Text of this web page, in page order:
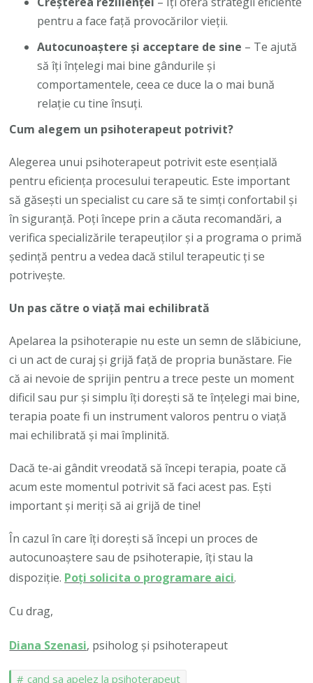
pentru a face față provocărilor vieții.
Autocunoaștere și acceptare de sine – Te ajută
să îți înțelegi mai bine gândurile și
comportamentele, ceea ce duce la o mai bună
relație cu tine însuți.
Cum alegem un psihoterapeut potrivit?
Alegerea unui psihoterapeut potrivit este esențială
pentru eficiența procesului terapeutic. Este important
să găsești un specialist cu care să te simți confortabil și
în siguranță. Poți începe prin a căuta recomandări, a
verifica specializările terapeuților și a programa o primă
ședință pentru a vedea dacă stilul terapeutic ți se
potrivește.
Un pas către o viață mai echilibrată
Apelarea la psihoterapie nu este un semn de slăbiciune,
ci un act de curaj și grijă față de propria bunăstare. Fie
că ai nevoie de sprijin pentru a trece peste un moment
dificil sau pur și simplu îți dorești să te înțelegi mai bine,
terapia poate fi un instrument valoros pentru o viață
mai echilibrată și mai împlinită.
Dacă te-ai gândit vreodată să începi terapia, poate că
acum este momentul potrivit să faci acest pas. Ești
important și meriți să ai grijă de tine!
În cazul în care îți dorești să începi un proces de
autocunoaștere sau de psihoterapie, îți stau la
dispoziție. Poți solicita o programare aici.
Cu drag,
Diana Szenasi, psiholog și psihoterapeut
cand sa apelez la psihoterapeut